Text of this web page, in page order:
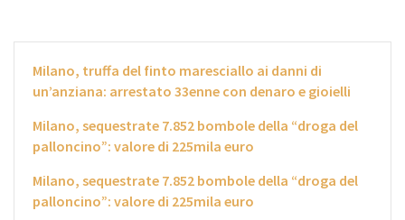
Milano, truffa del finto maresciallo ai danni di
un’anziana: arrestato 33enne con denaro e gioielli
Milano, sequestrate 7.852 bombole della “droga del
palloncino”: valore di 225mila euro
Milano, sequestrate 7.852 bombole della “droga del
palloncino”: valore di 225mila euro